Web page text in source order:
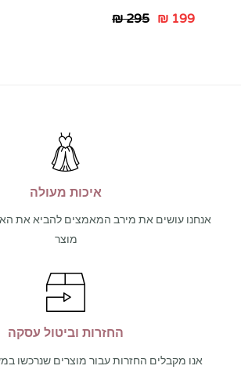
₪295 ₪199
איכות מעולה
אנחנו עושים את מירב המאמצים להביא את
מוצר
החזרות וביטול עסקה